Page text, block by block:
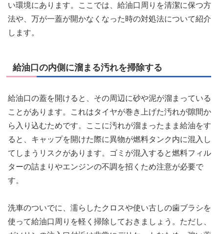
い環境にあります。ここでは、給油口周りを清潔に保つ方
法や、万が一蓋が開かなくなった時の対処法について紹介
します。
給油口の内側に溜まる汚れを掃除する
給油口の蓋を開けると、その周辺に砂や泥が溜まっている
ことがあります。これはタイヤが巻き上げた汚れが隙間か
ら入り込むためです。ここに汚れが溜まったまま給油をす
ると、キャップを開けた際に異物が燃料タンク内に混入し
てしまうリスクがあります。ゴミが混入すると燃料フィル
ターの詰まりやエンジンの不調を招くため注意が必要で
す。
洗車のついでに、濡らしたクロスや使い古しの歯ブラシを
使って給油口周りを軽く掃除しておきましょう。ただし、